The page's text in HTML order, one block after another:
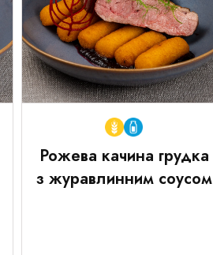
Рожева качина грудка
з журавлинним соусом